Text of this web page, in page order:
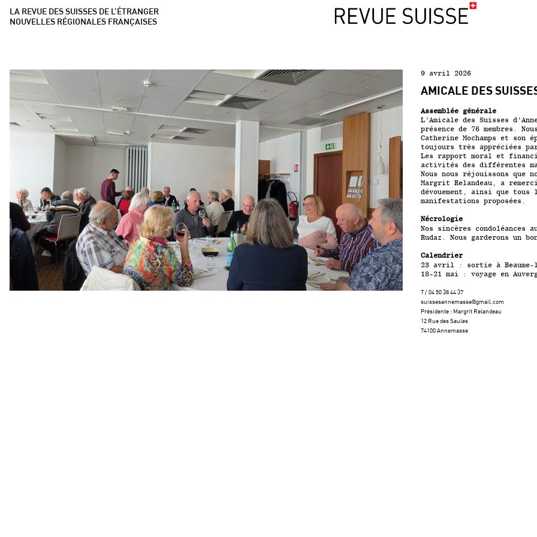
LA REVUE DES SUISSES DE L’ÉTRANGER
NOUVELLES RÉGIONALES FRANÇAISES
9 avril 2026
AMICALE DES
Assemblée générale
L’Amicale des Suisses
présence de 76 membres.
Catherine Mochamps et son
toujours très appréciées par
Les rapport moral et
activités des différentes
Nous nous réjouissons que
Margrit Relandeau, a
dévouement, ainsi que tous
manifestations proposées.
Nécrologie
Nos sincères condoléances
Rudaz. Nous garderons un
Calendrier
23 avril : sortie à Beaume-
18-21 mai : voyage en
T / 04 50 38 44 37
suissesannemasse@gmail.com
Présidente : Margrit Relandeau
12 Rue des Saules
74100 Annemasse